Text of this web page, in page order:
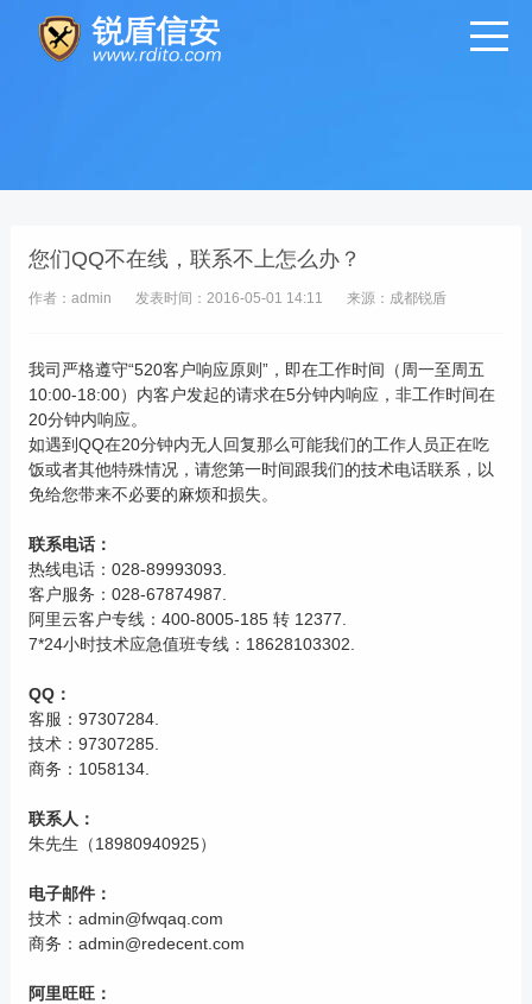
您们QQ不在线，联系不上怎么办？
作者：admin 发表时间：2016-05-01 14:11 来源：成都锐盾
我司严格遵守“520客户响应原则”，即在工作时间（周一至周五
10:00-18:00）内客户发起的请求在5分钟内响应，非工作时间在
20分钟内响应。
如遇到QQ在20分钟内无人回复那么可能我们的工作人员正在吃
饭或者其他特殊情况，请您第一时间跟我们的技术电话联系，以
免给您带来不必要的麻烦和损失。
联系电话：
热线电话： 028-89993093
客户服务： 028-67874987
阿里云客户专线： 400-8005-185 转 12377
7*24小时技术应急值班专线： 18628103302
QQ：
客服： 97307284.
技术： 97307285.
商务： 1058134.
联系人：
朱先生（18980940925）
电子邮件：
技术： admin@fwqaq.com
商务： admin@redecent.com
阿里旺旺：